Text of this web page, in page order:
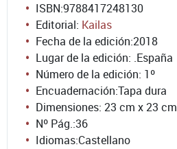
ISBN:9788417248130
Editorial: Kailas
Fecha de la edición:2018
Lugar de la edición: .España
Número de la edición: 1º
Encuadernación:Tapa dura
Dimensiones: 23 cm x 23 cm
Nº Pág.:36
Idiomas:Castellano